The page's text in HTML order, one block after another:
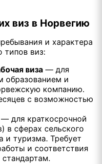
виз в Норвегию
и характера
типов виз:
виза — для
образованием и
компанию.
с возможностью
— для краткосрочной
в сферах сельского
и туризма. Требует
и соответствия